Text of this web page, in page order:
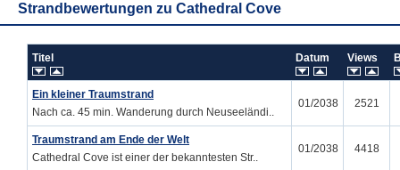
Strandbewertungen zu Cathedral Cove
Titel Datum Views
Ein kleiner Traumstrand
Nach ca. 45 min. Wanderung durch Neuseeländi..
01/2038 2521
Traumstrand am Ende der Welt
Cathedral Cove ist einer der bekanntesten Str..
01/2038 4418